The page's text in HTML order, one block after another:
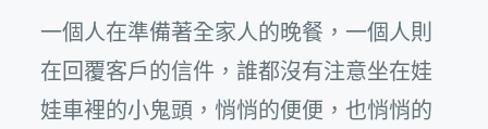
一個人在準備著全家人的晚餐，一個人則
在回覆客戶的信件，誰都沒有注意坐在娃
娃車裡的小鬼頭，悄悄的便便，也悄悄的